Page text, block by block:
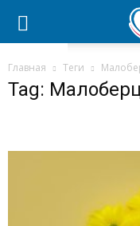
Главная Теги
Tag: